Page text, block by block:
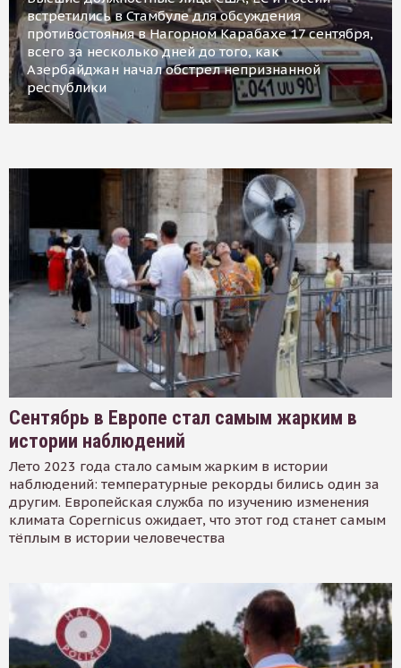
встретились в Стамбуле для обсуждения
противостояния в Нагорном Карабахе 17 сентября,
всего за несколько дней до того, как
Азербайджан начал обстрел непризнанной
республики
Сентябрь в Европе стал самым жарким в
истории наблюдений
Лето 2023 года стало самым жарким в истории
наблюдений: температурные рекорды бились один за
другим. Европейская служба по изучению изменения
климата Copernicus ожидает, что этот год станет самым
тёплым в истории человечества